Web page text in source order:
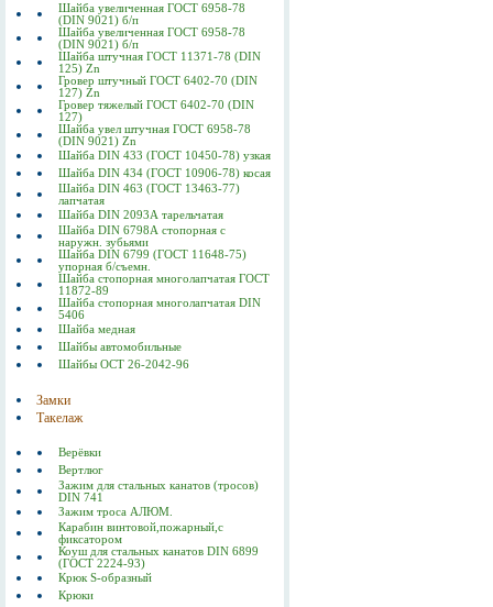
Шайба увеличенная ГОСТ 6958-78
(DIN 9021) б/п
Шайба увеличенная ГОСТ 6958-78
(DIN 9021) б/п
Шайба штучная ГОСТ 11371-78 (DIN
125) Zn
Гровер штучный ГОСТ 6402-70 (DIN
127) Zn
Гровер тяжелый ГОСТ 6402-70 (DIN
127)
Шайба увел штучная ГОСТ 6958-78
(DIN 9021) Zn
Шайба DIN 433 (ГОСТ 10450-78) узкая
Шайба DIN 434 (ГОСТ 10906-78) косая
Шайба DIN 463 (ГОСТ 13463-77)
лапчатая
Шайба DIN 2093А тарельчатая
Шайба DIN 6798А стопорная с
наружн. зубьями
Шайба DIN 6799 (ГОСТ 11648-75)
упорная б/съемн.
Шайба стопорная многолапчатая ГОСТ
11872-89
Шайба стопорная многолапчатая DIN
5406
Шайба медная
Шайбы автомобильные
Шайбы ОСТ 26-2042-96
Замки
Такелаж
Верёвки
Вертлюг
Зажим для стальных канатов (тросов)
DIN 741
Зажим троса АЛЮМ.
Карабин винтовой,пожарный,с
фиксатором
Коуш для стальных канатов DIN 6899
(ГОСТ 2224-93)
Крюк S-образный
Крюки